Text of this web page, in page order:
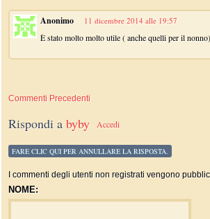
Anonimo 11 dicembre 2014 alle 19:57
È stato molto molto utile ( anche quelli per il
Commenti Precedenti
Rispondi abyby Accedi
FARE CLIC QUI PER ANNULLARE LA RISPOSTA.
I commenti degli utenti non registrati vengono
NOME: